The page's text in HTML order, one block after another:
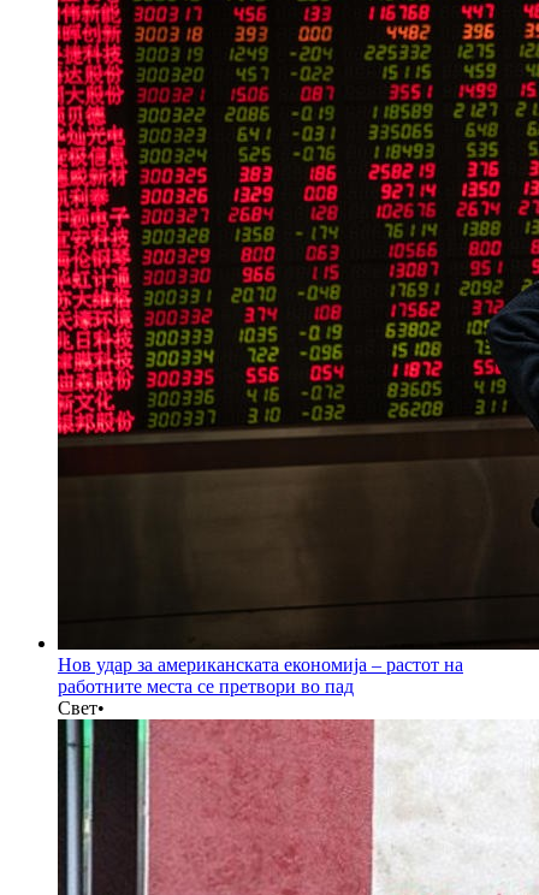
Нов удар за американската економија – растот на
работните места се претвори во пад
Свет•